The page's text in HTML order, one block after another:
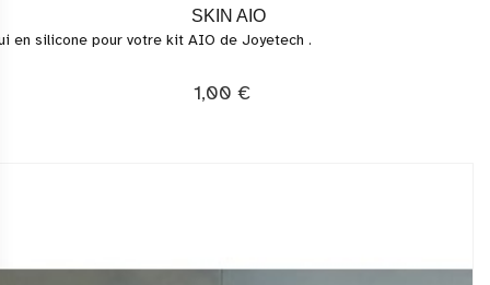
SKIN AIO
en silicone pour votre kit AIO de Joyetech .
1,00 €